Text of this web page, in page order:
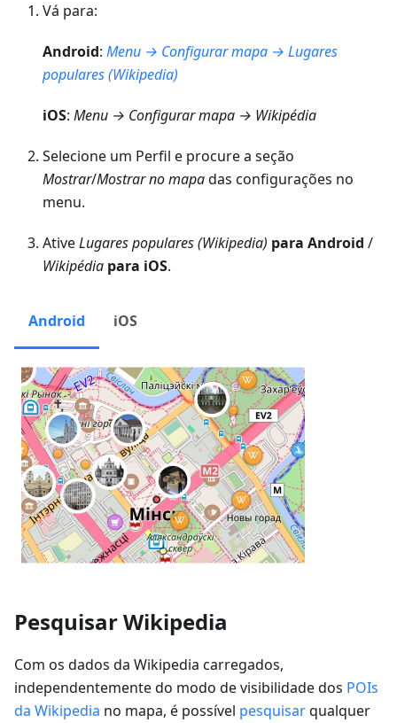
Vá para:
Android: Menu → Configurar mapa → Lugares
populares (Wikipedia)
iOS: Menu → Configurar mapa → Wikipédia
Selecione um Perfil e procure a seção
Mostrar/Mostrar no mapadas configurações no
menu.
AtiveLugares populares (Wikipedia) para Android /
Wikipédia para iOS.
Android iOS
Pesquisar Wikipedia
Com os dados da Wikipedia carregados,
independentemente do modo de visibilidade dos POIs
da Wikipedia no mapa, é possível pesquisarqualquer